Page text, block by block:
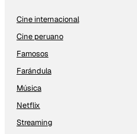
Cine internacional
Cine peruano
Famosos
Farándula
Música
Netflix
Streaming